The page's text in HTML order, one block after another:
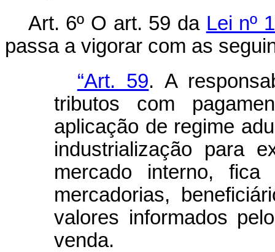
Art. 6º O art. 59 da Lei nº
passa a vigorar com as
“Art. 59. A
tributos com
aplicação de regime
industrialização para
mercado interno,
mercadorias,
valores informados
venda.